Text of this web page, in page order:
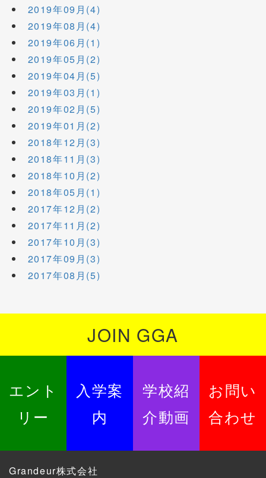
2019年09月(4)
2019年08月(4)
2019年06月(1)
2019年05月(2)
2019年04月(5)
2019年03月(1)
2019年02月(5)
2019年01月(2)
2018年12月(3)
2018年11月(3)
2018年10月(2)
2018年05月(1)
2017年12月(2)
2017年11月(2)
2017年10月(3)
2017年09月(3)
2017年08月(5)
JOIN GGA
エント
リー
入学案
内
学校紹
介動画
お問い
合わせ
Grandeur株式会社